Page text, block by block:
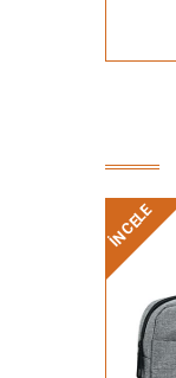
İNCELE